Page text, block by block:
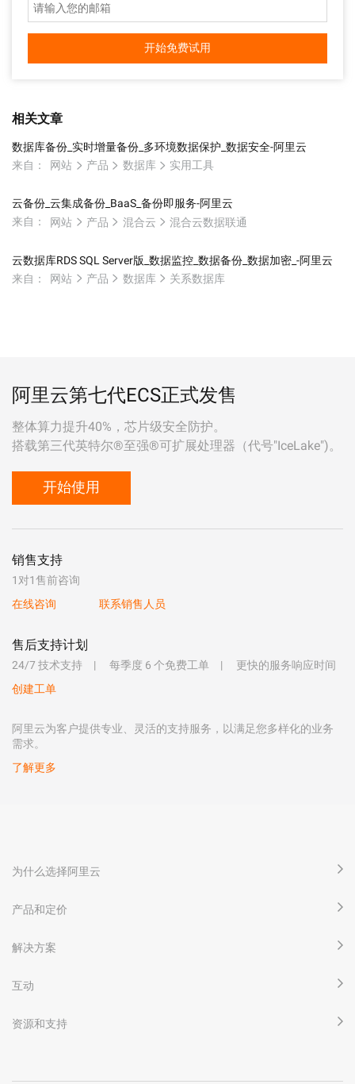
开始免费试用
相关文章
数据库备份_实时增量备份_多环境数据保护_数据安全-阿里云
来自：
网站 产品 数据库 实用工具
云备份_云集成备份_BaaS_备份即服务-阿里云
来自：
网站 产品 混合云 混合云数据联通
云数据库RDS SQL Server版_数据监控_数据备份_数据加密_-阿里云
来自：
网站 产品 数据库 关系数据库
阿里云第七代ECS正式发售
整体算力提升40%，芯片级安全防护。
搭载第三代英特尔®至强®可扩展处理器（代号"IceLake")。
开始使用
销售支持
1对1售前咨询
在线咨询
联系销售人员
售后支持计划
24/7 技术支持 每季度 6 个免费工单
更快的服务响应时间
创建工单
阿里云为客户提供专业、灵活的支持服务，以满足您多样化的业务
需求。
了解更多
为什么选择阿里云
产品和定价
解决方案
互动
资源和支持